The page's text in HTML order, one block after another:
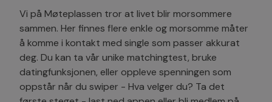
Vi på Møteplassen tror at livet blir morsommere
sammen. Her finnes flere enkle og morsomme måter
å komme i kontakt med single som passer akkurat
deg. Du kan ta vår unike matchingtest, bruke
datingfunksjonen, eller oppleve spenningen som
oppstår når du swiper - Hva velger du? Ta det